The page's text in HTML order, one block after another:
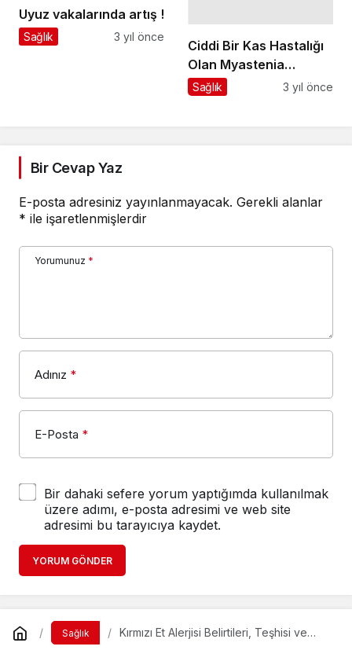
Uyuz vakalarında artış !
Sağlık 3 yıl önce
Ciddi Bir Kas Hastalığı
Olan Myastenia
Gravis'te Tedavide
Sağlık 3 yıl önce
Bir Cevap Yaz
E-posta adresiniz yayınlanmayacak. Gerekli alanlar
* ile işaretlenmişlerdir
Yorumunuz *
Adınız *
E-Posta *
Bir dahaki sefere yorum yaptığımda kullanılmak
üzere adımı, e-posta adresimi ve web site
adresimi bu tarayıcıya kaydet.
YORUM GÖNDER
Sağlık
Kırmızı Et Alerjisi Belirtileri, Teşhisi ve